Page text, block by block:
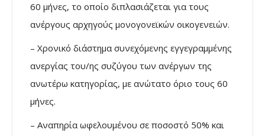
60 μήνες, το οποίο διπλασιάζεται για τους
ανέργους αρχηγούς μονογονεϊκών οικογενειών.
– Χρονικό διάστημα συνεχόμενης εγγεγραμμένης
ανεργίας του/ης συζύγου των ανέργων της
ανωτέρω κατηγορίας, με ανώτατο όριο τους 60
μήνες.
– Αναπηρία ωφελουμένου σε ποσοστό 50% και